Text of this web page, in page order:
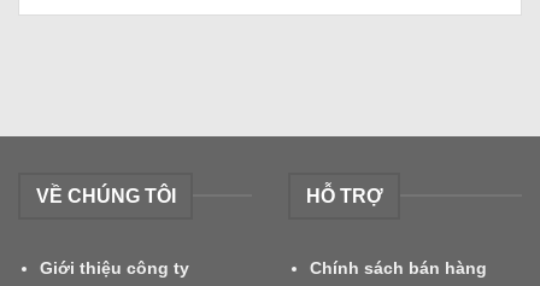
VỀ CHÚNG TÔI
Giới thiệu công ty
HỖ TRỢ
Chính sách bán hàng